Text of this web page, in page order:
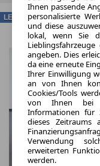
LEASING
Ihnen passende
personalisierte
und diese
lokal, wenn Sie
angeben. Dies
da eine erneute
Ihrer Einwilligung
an von Ihnen
Cookies/Tools
von Ihnen bei
Informationen für
dieses Zeitraums
Verwendung
erweiterten
werden.